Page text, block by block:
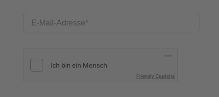
E-Mail-Adresse
Friendly Captcha